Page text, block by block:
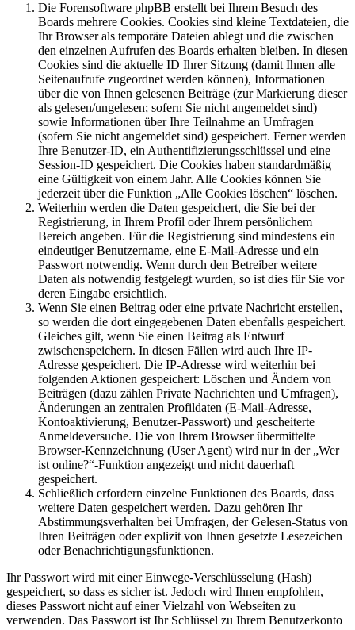
Die Forensoftware phpBB erstellt bei Ihrem Besuch des
Boards mehrere Cookies. Cookies sind kleine Textdateien, die
Ihr Browser als temporäre Dateien ablegt und die zwischen
den einzelnen Aufrufen des Boards erhalten bleiben. In diesen
Cookies sind die aktuelle ID Ihrer Sitzung (damit Ihnen alle
Seitenaufrufe zugeordnet werden können), Informationen
über die von Ihnen gelesenen Beiträge (zur Markierung dieser
als gelesen/ungelesen; sofern Sie nicht angemeldet sind)
sowie Informationen über Ihre Teilnahme an Umfragen
(sofern Sie nicht angemeldet sind) gespeichert. Ferner werden
Ihre Benutzer-ID, ein Authentifizierungsschlüssel und eine
Session-ID gespeichert. Die Cookies haben standardmäßig
eine Gültigkeit von einem Jahr. Alle Cookies können Sie
jederzeit über die Funktion „Alle Cookies löschen“ löschen.
Weiterhin werden die Daten gespeichert, die Sie bei der
Registrierung, in Ihrem Profil oder Ihrem persönlichem
Bereich angeben. Für die Registrierung sind mindestens ein
eindeutiger Benutzername, eine E-Mail-Adresse und ein
Passwort notwendig. Wenn durch den Betreiber weitere
Daten als notwendig festgelegt wurden, so ist dies für Sie vor
deren Eingabe ersichtlich.
Wenn Sie einen Beitrag oder eine private Nachricht erstellen,
so werden die dort eingegebenen Daten ebenfalls gespeichert.
Gleiches gilt, wenn Sie einen Beitrag als Entwurf
zwischenspeichern. In diesen Fällen wird auch Ihre IP-
Adresse gespeichert. Die IP-Adresse wird weiterhin bei
folgenden Aktionen gespeichert: Löschen und Ändern von
Beiträgen (dazu zählen Private Nachrichten und Umfragen),
Änderungen an zentralen Profildaten (E-Mail-Adresse,
Kontoaktivierung, Benutzer-Passwort) und gescheiterte
Anmeldeversuche. Die von Ihrem Browser übermittelte
Browser-Kennzeichnung (User Agent) wird nur in der „Wer
ist online?“-Funktion angezeigt und nicht dauerhaft
gespeichert.
Schließlich erfordern einzelne Funktionen des Boards, dass
weitere Daten gespeichert werden. Dazu gehören Ihr
Abstimmungsverhalten bei Umfragen, der Gelesen-Status von
Ihren Beiträgen oder explizit von Ihnen gesetzte Lesezeichen
oder Benachrichtigungsfunktionen.
Ihr Passwort wird mit einer Einwege-Verschlüsselung (Hash)
gespeichert, so dass es sicher ist. Jedoch wird Ihnen empfohlen,
dieses Passwort nicht auf einer Vielzahl von Webseiten zu
verwenden. Das Passwort ist Ihr Schlüssel zu Ihrem Benutzerkonto